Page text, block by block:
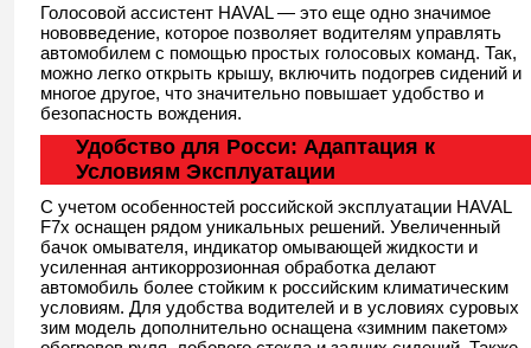
Голосовой ассистент HAVAL — это еще одно значимое
нововведение, которое позволяет водителям управлять
автомобилем с помощью простых голосовых команд. Так,
можно легко открыть крышу, включить подогрев сидений и
многое другое, что значительно повышает удобство и
безопасность вождения.
Удобство для Росси: Адаптация к
Условиям Эксплуатации
С учетом особенностей российской эксплуатации HAVAL
F7x оснащен рядом уникальных решений. Увеличенный
бачок омывателя, индикатор омывающей жидкости и
усиленная антикоррозионная обработка делают
автомобиль более стойким к российским климатическим
условиям. Для удобства водителей и в условиях суровых
зим модель дополнительно оснащена «зимним пакетом»